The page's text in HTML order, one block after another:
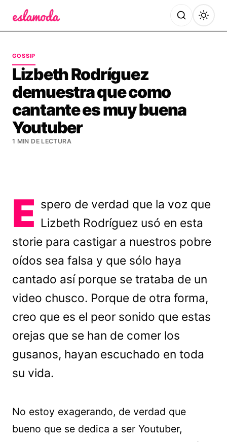
GOSSIP
Lizbeth Rodríguez
demuestra que como
cantante es muy buena
Youtuber
1 MIN DE LECTURA
E spero de verdad que la voz que
Lizbeth Rodríguez usó en esta
storie para castigar a nuestros pobre
oídos sea falsa y que sólo haya
cantado así porque se trataba de un
video chusco. Porque de otra forma,
creo que es el peor sonido que estas
orejas que se han de comer los
gusanos, hayan escuchado en toda
su vida.
No estoy exagerando, de verdad que
bueno que se dedica a ser Youtuber,